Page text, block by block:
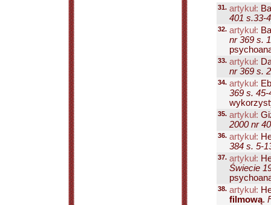
31. artykuł:
401 s.33-
32. artykuł:
nr 369 s.
33. artykuł:
nr 369 s.
34. artykuł:
369 s. 45-
35. artykuł:
2000 nr
36. artykuł:
384 s. 5-
37. artykuł:
Świecie
38. artykuł:
filmową.